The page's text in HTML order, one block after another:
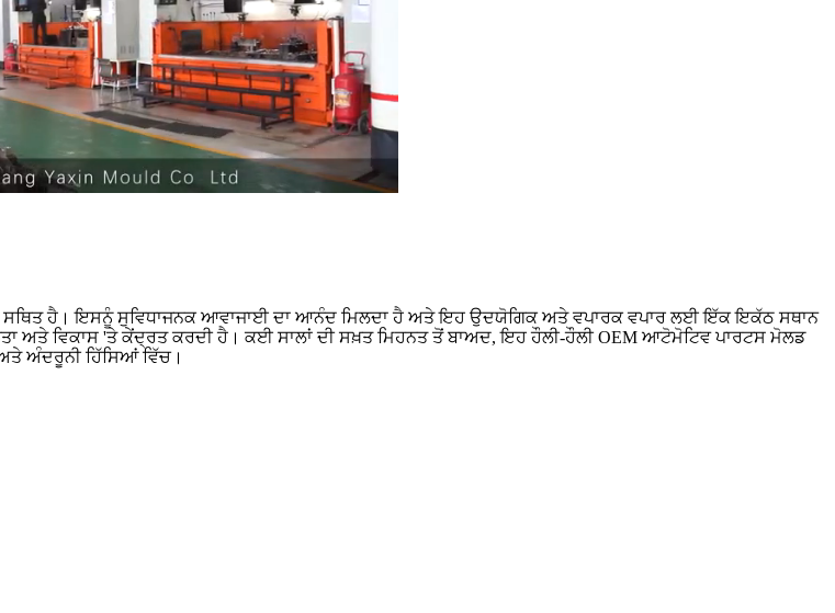
ਵਿੱਚ ਸਥਿਤ ਹੈ। ਇਸਨੂੰ ਸੁਵਿਧਾਜਨਕ ਆਵਾਜਾਈ ਦਾ ਆਨੰਦ ਮਿਲਦਾ ਹੈ ਅਤੇ ਇਹ ਉਦਯੋਗਿਕ ਅਤੇ ਵਪਾਰਕ ਵਪਾਰ ਲਈ ਇੱਕ ਇਕੱਠ ਸਥਾਨ
ਅਤੇ ਵਿਕਾਸ 'ਤੇ ਕੇਂਦ੍ਰਤ ਕਰਦੀ ਹੈ। ਕਈ ਸਾਲਾਂ ਦੀ ਸਖ਼ਤ ਮਿਹਨਤ ਤੋਂ ਬਾਅਦ, ਇਹ ਹੌਲੀ-ਹੌਲੀ OEM ਆਟੋਮੋਟਿਵ ਪਾਰਟਸ ਮੋਲਡ
ਅੰਦਰੂਨੀ ਹਿੱਸਿਆਂ ਵਿੱਚ।